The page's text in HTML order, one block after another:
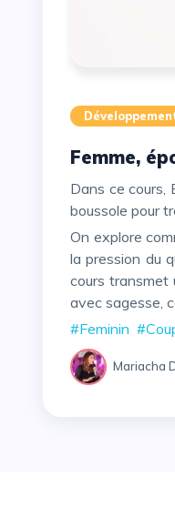
Femme,
Dans ce cours, Eshet ‘Hayil devient un miroir: non pas un portrait irréaliste de “la femme parfaite”, mais une
boussole pour
On explore comment préserver son identité au cœur des rôles, construire un couple qui reste vivant malgré
la pression du
cours transmet
avec sagesse,
#Feminin
Mariacha